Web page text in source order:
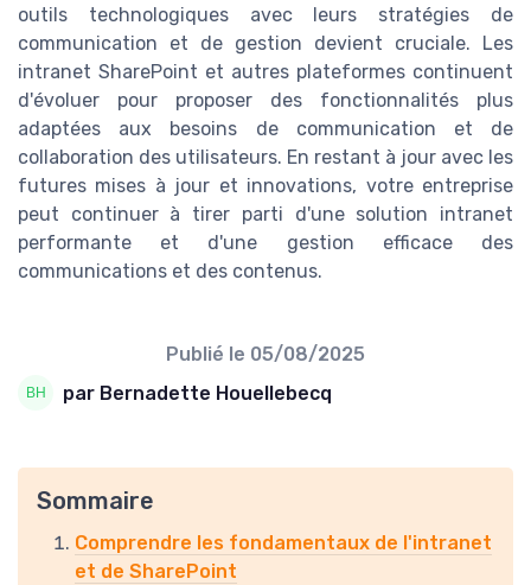
outils technologiques avec leurs stratégies de
communication et de gestion devient cruciale. Les
intranet SharePoint et autres plateformes continuent
d'évoluer pour proposer des fonctionnalités plus
adaptées aux besoins de communication et de
collaboration des utilisateurs. En restant à jour avec les
futures mises à jour et innovations, votre entreprise
peut continuer à tirer parti d'une solution intranet
performante et d'une gestion efficace des
communications et des contenus.
Publié le 05/08/2025
par Bernadette Houellebecq
Sommaire
Comprendre les fondamentaux de l'intranet
et de SharePoint